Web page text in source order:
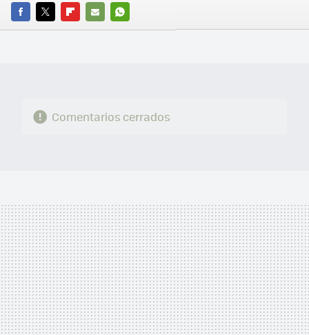
FACEBOOK
TWITTERFLIPBOARD
E-
WHATSAPP
Comentarios cerrados